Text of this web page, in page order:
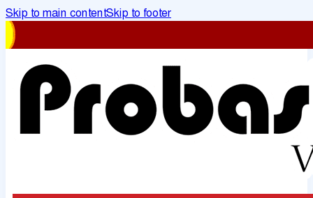
Skip to main contentSkip to footer